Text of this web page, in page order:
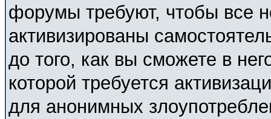
форумы требуют, чтобы все
активизированы
до того, как вы сможете в
которой требуется
для анонимных